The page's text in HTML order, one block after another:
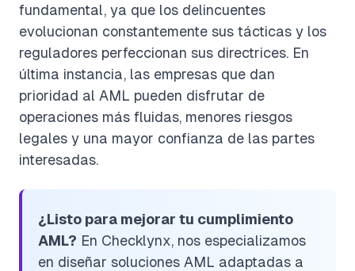
fundamental, ya que los delincuentes
evolucionan constantemente sus tácticas y los
reguladores perfeccionan sus directrices. En
última instancia, las empresas que dan
prioridad al AML pueden disfrutar de
operaciones más fluidas, menores riesgos
legales y una mayor confianza de las partes
interesadas.
¿Listo para mejorar tu cumplimiento
AML? En Checklynx, nos especializamos
en diseñar soluciones AML adaptadas a